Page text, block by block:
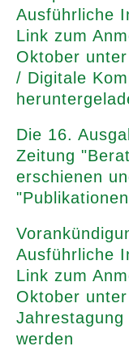
Ausführliche
Link zum
Oktober
/ Digitale
Die 16.
Zeitung
erschienen
Ausführliche
Link zum
Oktober
werden